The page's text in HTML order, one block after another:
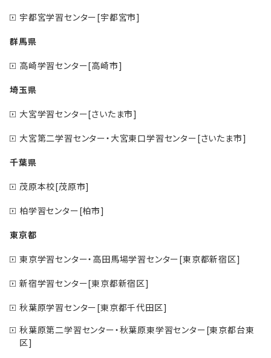
宇都宮学習センター[宇都宮市]
群馬県
高崎学習センター[高崎市]
埼玉県
大宮学習センター[さいたま市]
大宮第二学習センター・大宮東口学習センター[さいたま市]
千葉県
茂原本校[茂原市]
柏学習センター[柏市]
東京都
東京学習センター・高田馬場学習センター[東京都新宿区]
新宿学習センター[東京都新宿区]
秋葉原学習センター[東京都千代田区]
秋葉原第二学習センター・秋葉原東学習センター[東京都台東
区]